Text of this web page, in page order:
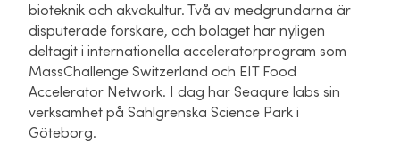
bioteknik och akvakultur. Två av medgrundarna är
disputerade forskare, och bolaget har nyligen
deltagit i internationella acceleratorprogram som
MassChallenge Switzerland och EIT Food
Accelerator Network. I dag har Seaqure labs sin
verksamhet på Sahlgrenska Science Park i
Göteborg.